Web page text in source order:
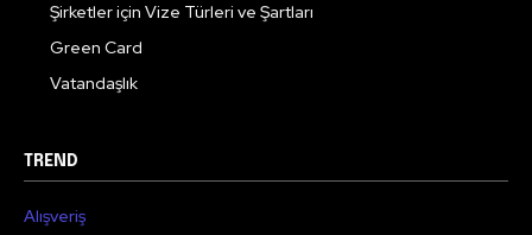
Şirketler için Vize Türleri ve Şartları
Green Card
Vatandaşlık
TREND
Alışveriş